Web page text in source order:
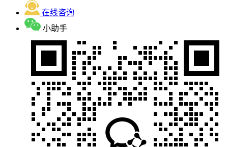
在线咨询
小助手